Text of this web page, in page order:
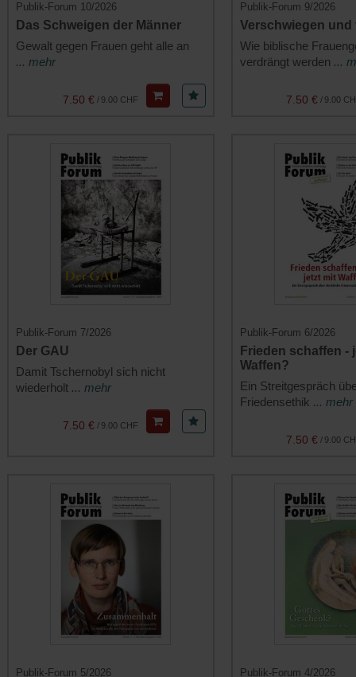
Publik-Forum 10/2026
Das Schweigen der Männer
Gewalt gegen Frauen geht alle an
... mehr
9.00 CHF
/
7.50 €
Publik-Forum 9/2026
Verschwiegen und
Wie biblische
verdrängt werden ...
9.00
/
7.50 €
Publik-Forum 7/2026
Der GAU
Damit Tschernobyl sich nicht
wiederholt ... mehr
9.00 CHF
/
7.50 €
Publik-Forum 6/2026
Frieden schaffen -
Waffen?
Ein Streitgespräch
Friedensethik ... mehr
9.00
/
7.50 €
Publik-Forum 5/2026 Publik-Forum 4/2026